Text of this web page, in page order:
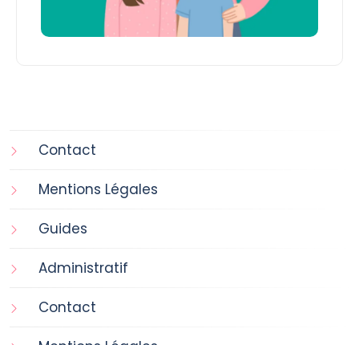
Contact
Mentions Légales
Guides
Administratif
Contact